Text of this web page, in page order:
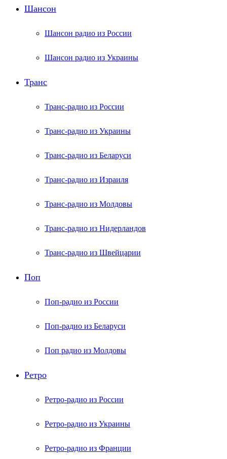
Шансон
Шансон радио из России
Шансон радио из Украины
Транс
Транс-радио из России
Транс-радио из Украины
Транс-радио из Беларуси
Транс-радио из Израиля
Транс-радио из Молдовы
Транс-радио из Нидерландов
Транс-радио из Швейцарии
Поп
Поп-радио из России
Поп-радио из Беларуси
Поп радио из Молдовы
Ретро
Ретро-радио из России
Ретро-радио из Украины
Ретро-радио из Франции